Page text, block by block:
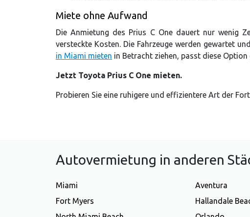
Miete ohne Aufwand
Die Anmietung des Prius C One dauert nur wenig
versteckte Kosten. Die Fahrzeuge werden gewartet
in Miami mieten in Betracht ziehen, passt diese
Jetzt Toyota Prius C One mieten.
Probieren Sie eine ruhigere und effizientere Art der
Autovermietung in anderen
Miami Aventura
Fort Myers
Hallandale